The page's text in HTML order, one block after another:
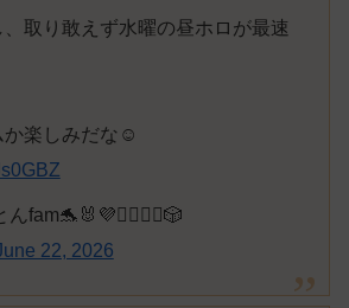
取り敢えず水曜の昼ホロが最速
か楽しみだな☺️
fam🐬🐰💜❤️‍🔥🏴‍☠️🎲
22, 2026